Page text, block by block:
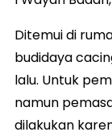
Ditemui di
budidaya
lalu. Untuk
namun
dilakukan